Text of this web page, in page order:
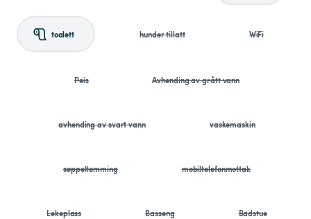
toalett hunder tillatt WiFi
Peis Avhending av grått vann
avhending av svart vann vaskemaskin
søppeltømming mobiltelefonmottak
Lekeplass Basseng Badstue